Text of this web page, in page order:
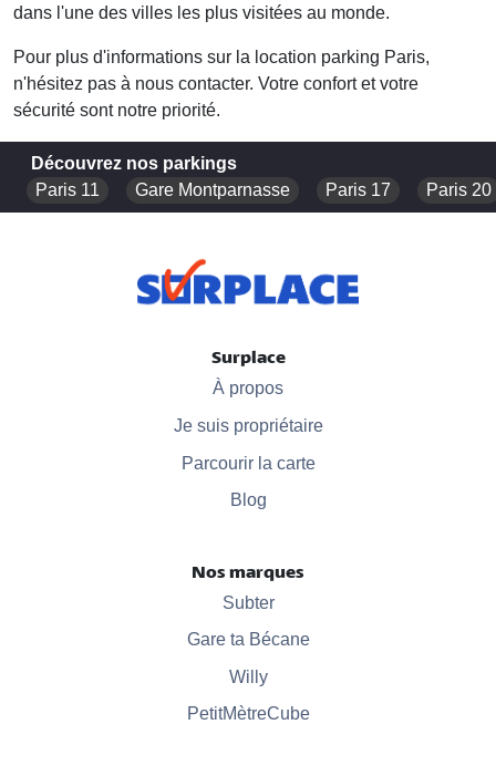
dans l'une des villes les plus visitées au monde.
Pour plus d'informations sur la location parking Paris,
n'hésitez pas à nous contacter. Votre confort et votre
sécurité sont notre priorité.
Découvrez nos parkings
Paris 11
Gare Montparnasse Paris 17 Paris 20
Surplace
À propos
Je suis propriétaire
Parcourir la carte
Blog
Nos marques
Subter
Gare ta Bécane
Willy
PetitMètreCube